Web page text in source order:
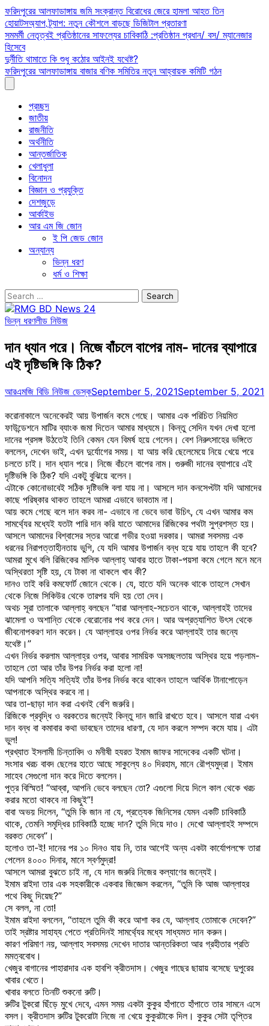
Skip
to
content
ফরিদপুরের আলফাডাঙ্গায় জমি সংক্রান্ত বিরোধের জেরে হামলা আহত তিন
হোয়াটসঅ্যাপ ট্র্যাপ: নতুন কৌশলে বাড়ছে ডিজিটাল প্রতারণা
সমমর্মী নেতৃত্বই প্রতিষ্ঠানের সাফল্যের চাবিকাঠি :প্রতিষ্ঠান প্রধান/ বস/ ম্যানেজার
হিসেবে
দুর্নীতি থামাতে কি শুধু কঠোর আইনই যথেষ্ট?
ফরিদপুরের আলফাডাঙ্গায় বাজার বণিক সমিতির নতুন আহ্বায়ক কমিটি গঠন
প্রচ্ছদ
জাতীয়
রাজনীতি
অর্থনীতি
আন্তর্জাতিক
খেলাধুলা
বিনোদন
বিজ্ঞান ও প্রযুক্তি
দেশজুড়ে
আর্কাইভ
আর এম জি জোন
ই পি জেড জোন
অন্যান্য
ভিন্ন ধরণ
ধর্ম ও শিক্ষা
Search
for:
ভিন্ন ধরণলীড নিউজ
দান ধ্যান পরে। নিজে বাঁচলে বাপের নাম- দানের ব্যাপারে
এই দৃষ্টিভঙ্গি কি ঠিক?
আরএমজি বিডি নিউজ ডেস্কSeptember 5, 2021September 5, 2021
করোনাকালে অনেকেরই আয় উপার্জন কমে গেছে। আমার এক পরিচিত নিয়মিত
ফাউন্ডেশনে মাটির ব্যাংক জমা দিতেন আমার মাধ্যমে। কিন্তু সেদিন যখন দেখা হলো
দানের প্রসঙ্গ উঠতেই তিনি কেমন যেন বিমর্ষ হয়ে গেলেন। বেশ নিরুৎসাহের ভঙ্গিতে
বললেন, দেখেন ভাই, এখন দুর্যোগের সময়। যা আয় করি ছেলেমেয়ে নিয়ে খেয়ে পরে
চলতে চাই। দান ধ্যান পরে। নিজে বাঁচলে বাপের নাম। গুরুজী দানের ব্যাপারে এই
দৃষ্টিভঙ্গি কি ঠিক? যদি একটু বুঝিয়ে বলেন।
এটাকে কোনোভাবেই সঠিক দৃষ্টিভঙ্গি বলা যায় না। আসলে দান কনসেপ্টটা যদি আমাদের
কাছে পরিষ্কার থাকত তাহলে আমরা এভাবে ভাবতাম না।
আয় কমে গেছে বলে দান করব না- এভাবে না ভেবে ভাবা উচিৎ, যে এখন আমার কম
সামর্থ্যের মধ্যেই যতটা পারি দান করি যাতে আমাদের রিজিকের পথটা সুপ্রশস্ত হয়।
আসলে আমাদের বিশ্বাসের স্তর আরো গভীর হওয়া দরকার। আমরা সবসময় এক
ধরনের নিরাপত্তাহীনতায় ভুগি, যে যদি আমার উপার্জন বন্ধ হয়ে যায় তাহলে কী হবে?
আমরা মুখে বলি রিজিকের মালিক আল্লাহ্ আবার হাতে টাকা-পয়সা কমে গেলে মনে মনে
অস্থিরতা সৃষ্টি হয়, যে টাকা না থাকলে খাব কী?
দানও তাই করি কমফোর্ট জোনে থেকে। যে, হাতে যদি অনেক থাকে তাহলে সেখান
থেকে নিজে সিকিউর থেকে তারপর যদি হয় তো দেব।
অথচ সূরা তালাকে আল্লাহ্ বলছেন “যারা আল্লাহ-সচেতন থাকে, আল্লাহই তাদের
ঝামেলা ও অশান্তি থেকে বেরোনোর পথ করে দেন। আর অপ্রত্যাশিত উৎস থেকে
জীবনোপকরণ দান করেন। যে আল্লাহর ওপর নির্ভর করে আল্লাহই তার জন্যে
যথেষ্ট।”
এখন নির্ভর করলাম আল্লাহ্‌র ওপর, আবার সাময়িক অসচ্ছলতায় অস্থির হয়ে পড়লাম-
তাহলে তো আর তাঁর উপর নির্ভর করা হলো না!
যদি আপনি সত্যি সত্যিই তাঁর উপর নির্ভর করে থাকেন তাহলে আর্থিক টানাপোড়েন
আপনাকে অস্থির করবে না।
আর তা-ছাড়া দান করা এখনই বেশি জরুরি।
রিজিকে প্রবৃদ্ধি ও বরকতের জন্যেই কিন্তু দান জারি রাখতে হবে। আসলে যারা এখন
দান বন্ধ বা কমাবার কথা ভাবছেন তাদের ধারণা, যে দান করলে সম্পদ কমে যায়। এটা
ভুল!
প্রখ্যাত ইসলামী চিন্তাবিদ ও মনীষী হযরত ইমাম জাফর সাদেকের একটি ঘটনা।
সংসার খরচ বাবদ ছেলের হাতে আছে সাকুল্যে ৪০ দিরহাম, মানে রৌপ্যমুদ্রা। ইমাম
সাহেব সেগুলো দান করে দিতে বললেন।
পুত্র বিস্মিত! “আব্বা, আপনি ভেবে বলছেন তো? এগুলো দিয়ে দিলে কাল থেকে খরচ
করার মতো থাকবে না কিছুই”!
বাবা অভয় দিলেন, “তুমি কি জান না যে, প্রত্যেক জিনিসের যেমন একটি চাবিকাঠি
থাকে, তেমনি সমৃদ্ধির চাবিকাঠি হচ্ছে দান? তুমি দিয়ে দাও। দেখো আল্লাহই সম্পদে
বরকত দেবেন”।
হলোও তা-ই! দানের পর ১০ দিনও যায় নি, তার আগেই অন্য একটা কার্যোপলক্ষে তারা
পেলেন ৪০০০ দিনার, মানে স্বর্ণমুদ্রা!
আসলে আমরা বুঝতে চাই না, যে দান জরুরি নিজের কল্যাণের জন্যেই।
ইমাম রাইদা তার এক সহকারীকে একবার জিজ্ঞেস করলেন, “তুমি কি আজ আল্লাহর
পথে কিছু দিয়েছ?”
সে বলল, না তো!
ইমাম রাইদা বললেন, “তাহলে তুমি কী করে আশা কর যে, আল্লাহ তোমাকে দেবেন?”
তাই স্রষ্টার সাহায্য পেতে প্রতিদিনই সামর্থ্যের মধ্যে সাধ্যমত দান করুন।
কারণ পরিমাণ নয়, আল্লাহ সবসময় দেখেন দাতার আন্তরিকতা আর গ্রহীতার প্রতি
মমত্ববোধ।
খেজুর বাগানের পাহারাদার এক হাবশি ক্রীতদাস। খেজুর গাছের ছায়ায় বসেছে দুপুরের
খাবার খেতে।
খাবার বলতে তিনটি শুকনো রুটি।
রুটির টুকরো ছিঁড়ে মুখে দেবে, এমন সময় একটা কুকুর হাঁপাতে হাঁপাতে তার সামনে এসে
বসল। ক্রীতদাস রুটির টুকরোটা নিজে না খেয়ে কুকুরটাকে দিল। কুকুর সেটা তৃপ্তির